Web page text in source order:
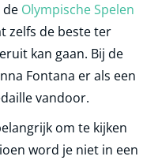
de Olympische Spelen
zelfs de beste ter
kan gaan. Bij de
Fontana er als een
vandoor.
om te kijken
word je niet in een